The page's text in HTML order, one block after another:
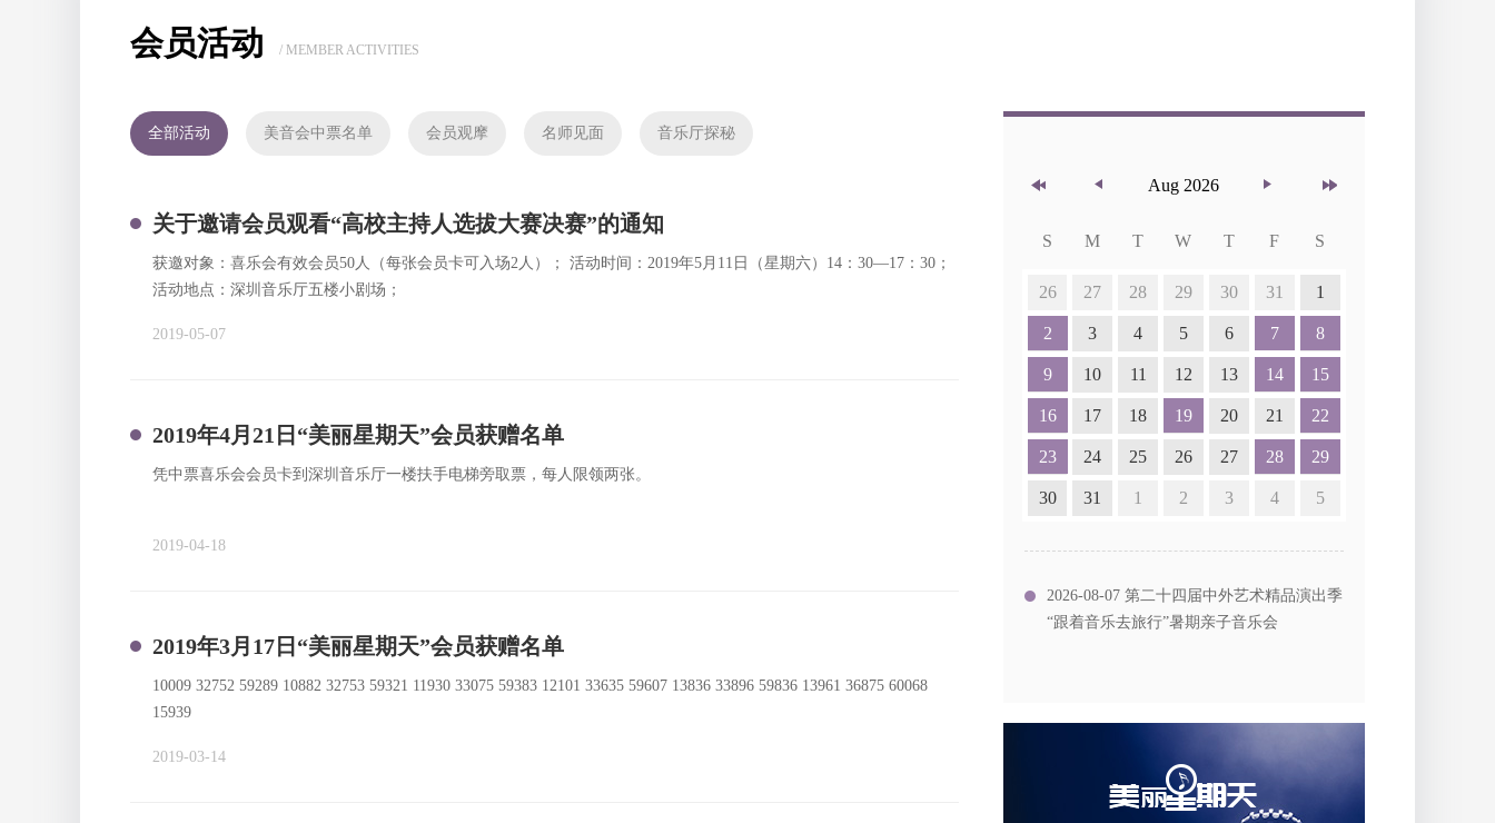
会员活动 / MEMBER ACTIVITIES
全部活动 美音会中票名单 会员观摩 名师见面 音乐厅探秘
关于邀请会员观看“高校主持人选拔大赛决赛”的通知
获邀对象：喜乐会有效会员50人（每张会员卡可入场2人）； 活动时间：2019年5月11日（星期六）14：30—17：30；
活动地点：深圳音乐厅五楼小剧场；
2019-05-07
2019年4月21日“美丽星期天”会员获赠名单
凭中票喜乐会会员卡到深圳音乐厅一楼扶手电梯旁取票，每人限领两张。
2019-04-18
2019年3月17日“美丽星期天”会员获赠名单
10009 32752 59289 10882 32753 59321 11930 33075 59383 12101 33635 59607 13836 33896 59836 13961 36875 60068
15939
2019-03-14
Aug 2026
S M T W T F S
26 27 28 29 30 31 1
2 3 4 5 6 7 8
9 10 11 12 13 14 15
16 17 18 19 20 21 22
23 24 25 26 27 28 29
30 31 1 2 3 4 5
2026-08-07 第二十四届中外艺术精品演出季
“跟着音乐去旅行”暑期亲子音乐会